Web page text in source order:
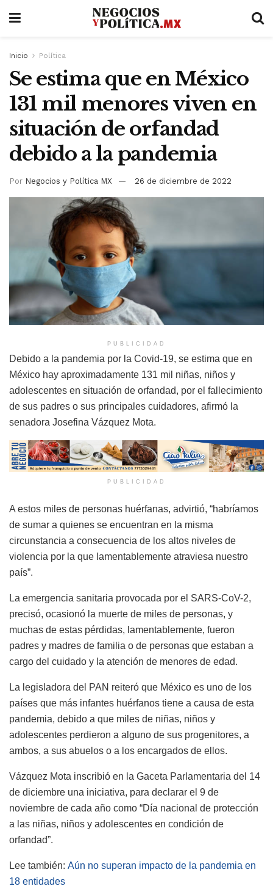
Inicio Política
Se estima que en México
131 mil menores viven en
situación de orfandad
debido a la pandemia
Por Negocios y Política MX 26 de diciembre de 2022
PUBLICIDAD
Debido a la pandemia por la Covid-19, se estima que en
México hay aproximadamente 131 mil niñas, niños y
adolescentes en situación de orfandad, por el fallecimiento
de sus padres o sus principales cuidadores, afirmó la
senadora Josefina Vázquez Mota.
PUBLICIDAD
A estos miles de personas huérfanas, advirtió, “habríamos
de sumar a quienes se encuentran en la misma
circunstancia a consecuencia de los altos niveles de
violencia por la que lamentablemente atraviesa nuestro
país”.
La emergencia sanitaria provocada por el SARS-CoV-2,
precisó, ocasionó la muerte de miles de personas, y
muchas de estas pérdidas, lamentablemente, fueron
padres y madres de familia o de personas que estaban a
cargo del cuidado y la atención de menores de edad.
La legisladora del PAN reiteró que México es uno de los
países que más infantes huérfanos tiene a causa de esta
pandemia, debido a que miles de niñas, niños y
adolescentes perdieron a alguno de sus progenitores, a
ambos, a sus abuelos o a los encargados de ellos.
Vázquez Mota inscribió en la Gaceta Parlamentaria del 14
de diciembre una iniciativa, para declarar el 9 de
noviembre de cada año como “Día nacional de protección
a las niñas, niños y adolescentes en condición de
orfandad”.
Lee también: Aún no superan impacto de la pandemia en
18 entidades